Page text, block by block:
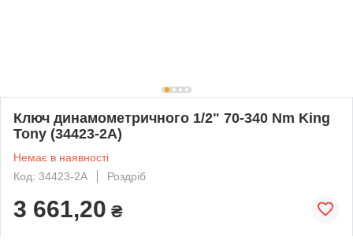
Ключ динамометричного 1/2" 70-340 Nm King
Tony (34423-2A)
Немає в наявності
Код: 34423-2A
Роздріб
3 661,20 ₴